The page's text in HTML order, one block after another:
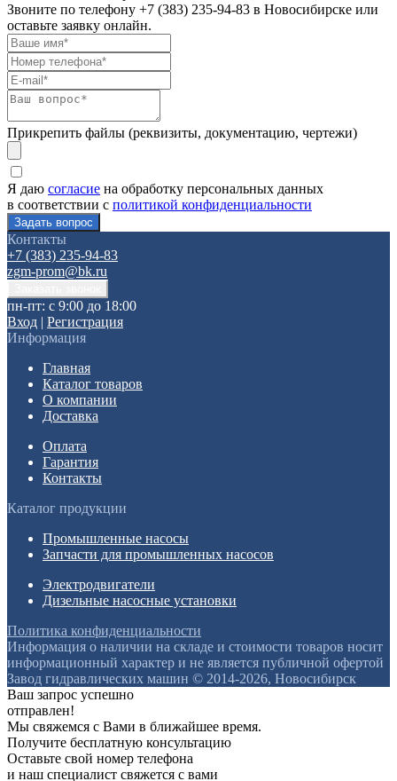
Звоните по телефону +7 (383) 235-94-83 в Новосибирске или
оставьте заявку онлайн.
Прикрепить файлы (реквизиты, документацию, чертежи)
Я даю согласие на обработку персональных данных
в соответствии с политикой конфиденциальности
Контакты
+7 (383) 235-94-83
zgm-prom@bk.ru
пн-пт: с 9:00 до 18:00
Вход | Регистрация
Информация
Главная
Каталог товаров
О компании
Доставка
Оплата
Гарантия
Контакты
Каталог продукции
Промышленные насосы
Запчасти для промышленных насосов
Электродвигатели
Дизельные насосные установки
Политика конфиденциальности
Информация о наличии на складе и стоимости товаров носит
информационный характер и не является публичной офертой
Завод гидравлических машин © 2014-2026, Новосибирск
Ваш запрос успешно
отправлен!
Мы свяжемся с Вами в ближайшее время.
Получите бесплатную консультацию
Оставьте свой номер телефона
и наш специалист свяжется с вами